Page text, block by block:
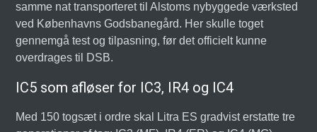
samme nat transporteret til Alstoms nybyggede værksted
ved Københavns Godsbanegård. Her skulle toget
gennemgå test og tilpasning, før det officielt kunne
overdrages til DSB.
IC5 som afløser for IC3, IR4 og IC4
Med 150 togsæt i ordre skal Litra ES gradvist erstatte tre